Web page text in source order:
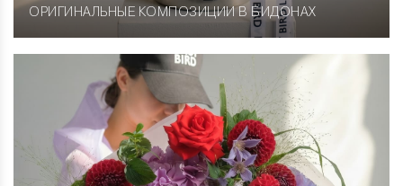
ОРИГИНАЛЬНЫЕ КОМПОЗИЦИИ В БИДОНАХ